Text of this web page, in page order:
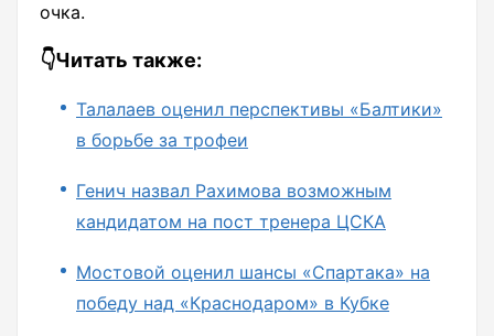
очка.
👇Читать также:
Талалаев оценил перспективы «Балтики»
в борьбе за трофеи
Генич назвал Рахимова возможным
кандидатом на пост тренера ЦСКА
Мостовой оценил шансы «Спартака» на
победу над «Краснодаром» в Кубке